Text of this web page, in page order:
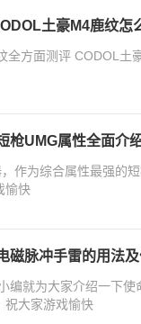
土豪M4鹿纹怎
方面测评 CODOL土
枪UMG属性全面介
作为综合属性最强的
愉快
磁脉冲手雷的用法
编就为大家介绍一下使
祝大家游戏愉快